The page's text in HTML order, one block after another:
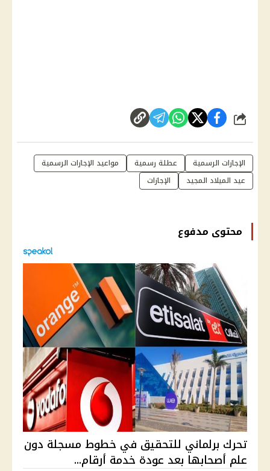
شارك
الإجازات الرسمية عطلة رسمية
مواعيد الإجازات الرسمية
عيد الميلاد المجيد
الإجازات
محتوى مدفوع
تحرك برلماني للتحقيق في خطوط مسجلة دون
علم أصحابها بعد عودة خدمة أرقام...